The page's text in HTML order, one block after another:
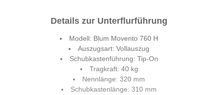
Details zur Unterflurführung
Modell: Blum Movento 760 H
Auszugsart: Vollauszug
Schubkastenführung: Tip-On
Tragkraft: 40 kg
Nennlänge: 320 mm
Schubkastenlänge: 310 mm